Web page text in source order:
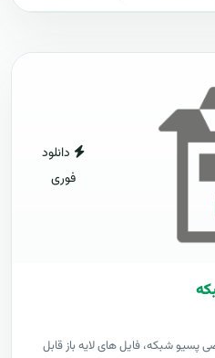
دانلود
فوری
پسیو شبکه، فایل های لایه باز قابل